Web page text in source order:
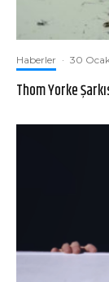
Haberler · 30
Thom Yorke